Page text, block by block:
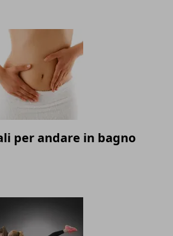
per andare in bagno